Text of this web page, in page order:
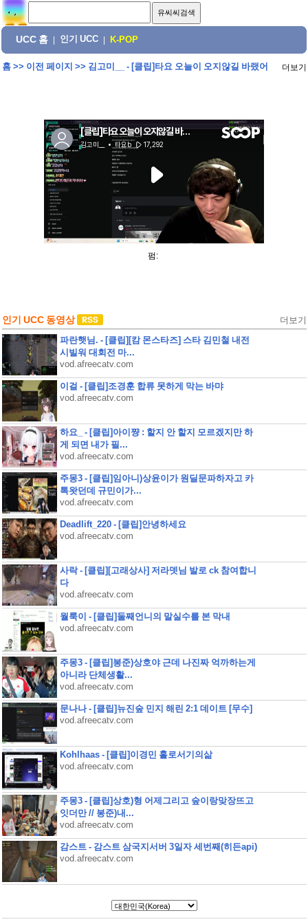
UCC 홈 인기 UCC K-POP
홈>> 이전 페이지 >> 김고미__ - [클립]타요 오늘이 오지않길 바랬어 더보기
펌:
인기 UCC 동영상 더보기
파란햇님. - [클립][캄 몬스타즈] 스타 김민철 내전
시빌워 대회전 마...
vod.afreecatv.com
이걸 - [클립]조경훈 합류 못하게 막는 바먀
vod.afreecatv.com
하요_ - [클립]아이쨩 : 할지 안 할지 모르겠지만 하
게 되면 내가 필...
vod.afreecatv.com
주몽3 - [클립]임아니)상윤이가 원딜문파하자고 카
톡왓던데 규민이가...
vod.afreecatv.com
Deadlift_220 - [클립]안녕하세요
vod.afreecatv.com
사락 - [클립][고래상사] 저라뎃님 발로 ck 참여합니
다
vod.afreecatv.com
월룩이 - [클립]둘째언니의 말실수를 본 막내
vod.afreecatv.com
주몽3 - [클립]봉준)상호야 근데 나진짜 억까하는게
아니라 단체생활...
vod.afreecatv.com
문나나 - [클립]뉴진숲 민지 해린 2:1 데이트 [무수]
vod.afreecatv.com
Kohlhaas - [클립]이경민 홀로서기의삶
vod.afreecatv.com
주몽3 - [클립]상호)형 어제그리고 숲이랑맞장뜨고
잇더만 // 봉준)내...
vod.afreecatv.com
감스트 - 감스트 삼국지서버 3일자 세번째(히든api)
vod.afreecatv.com